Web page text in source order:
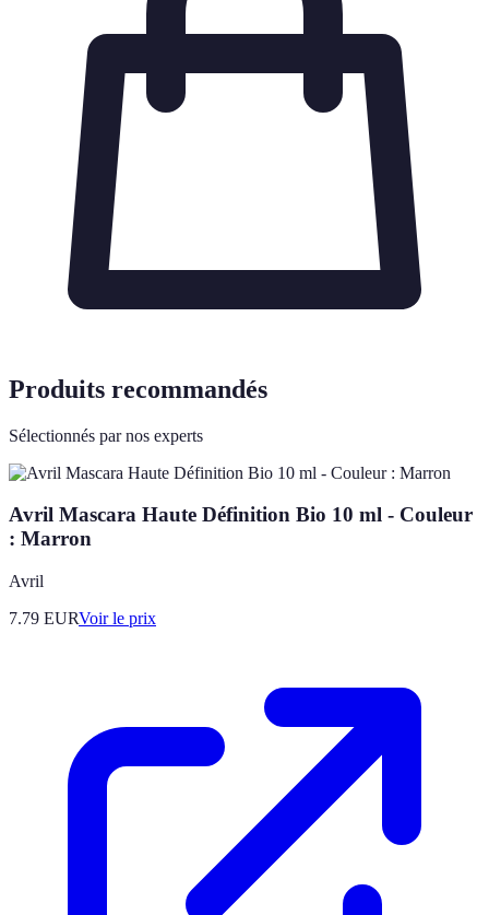
Produits recommandés
Sélectionnés par nos experts
Avril Mascara Haute Définition Bio 10 ml - Couleur
: Marron
Avril
7.79 EURVoir le prix